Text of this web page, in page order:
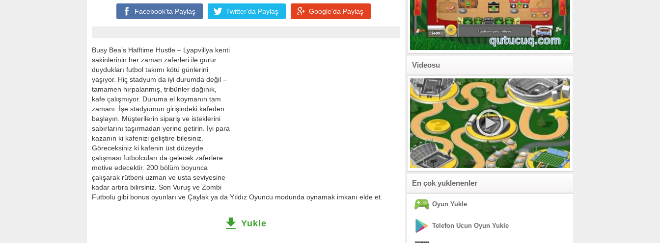
Facebook'ta Paylaş Twitter'da Paylaş Google'da Paylaş
Busy Bea’s Halftime Hustle – Lyapvillya kenti
sakinlerinin her zaman zaferleri ile gurur
duydukları futbol takımı kötü günlerini
yaşıyor. Hiç stadyum da iyi durumda değil –
tamamen hırpalanmış, tribünler dağınık,
kafe çalışmıyor. Duruma el koymanın tam
zamanı. İşe stadyumun girişindeki kafeden
başlayın. Müşterilerin sipariş ve isteklerini
sabırlarını taşırmadan yerine getirin. İyi para
kazanın ki kafenizi geliştire bilesiniz.
Göreceksiniz ki kafenin üst düzeyde
çalışması futbolcuları da gelecek zaferlere
motive edecektir. 200 bölüm boyunca
çalışarak rütbeni uzman ve usta seviyesine
kadar artıra bilirsiniz. Son Vuruş ve Zombi
Futbolu gibi bonus oyunları ve Çaylak ya da Yıldız Oyuncu modunda oynamak imkanı elde et.
Yukle
Videosu
En çok yuklenenler
Oyun Yukle
Telefon Ucun Oyun Yukle